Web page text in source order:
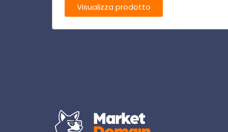
Visualizza prodotto